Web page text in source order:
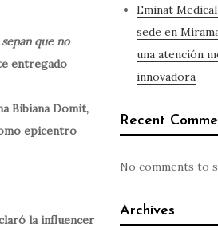
que no
entregado
Bibiana Domit,
epicentro
la influencer
Eminat
sede en
una atención
innovadora
Recent
No comments to
Archives